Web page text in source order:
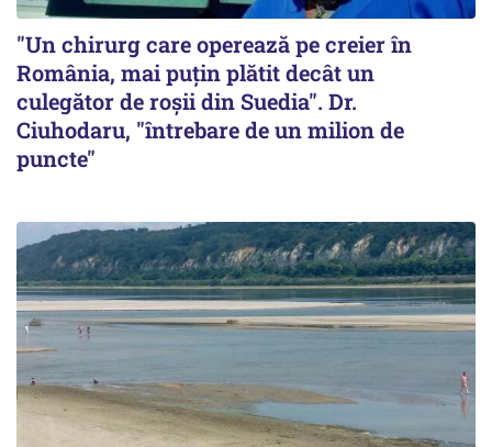
"Un chirurg care operează pe creier în
România, mai puțin plătit decât un
culegător de roșii din Suedia". Dr.
Ciuhodaru, "întrebare de un milion de
puncte"